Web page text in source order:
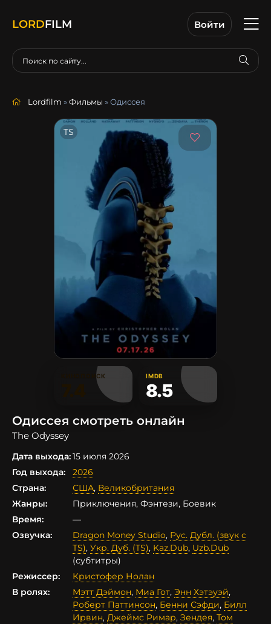
LORDFILM Войти
Lordfilm »Фильмы » Одиссея
TS
КИНОПОИСК IMDB
8.5
Одиссея смотреть онлайн
The Odyssey
Дата выхода:15 июля 2026
Год выхода:
2026
Страна:
США, Великобритания
Жанры:
Приключения, Фэнтези, Боевик
Время:
—
Озвучка:
Dragon Money Studio, Рус. Дубл. (звук с
TS), Укр. Дуб. (TS), Kaz.Dub, Uzb.Dub
(субтитры)
Режиссер:
Кристофер Нолан
В ролях:
Мэтт Дэймон, Миа Гот, Энн Хэтэуэй,
Роберт Паттинсон, Бенни Сэфди, Билл
Ирвин, Джеймс Римар, Зендея, Том